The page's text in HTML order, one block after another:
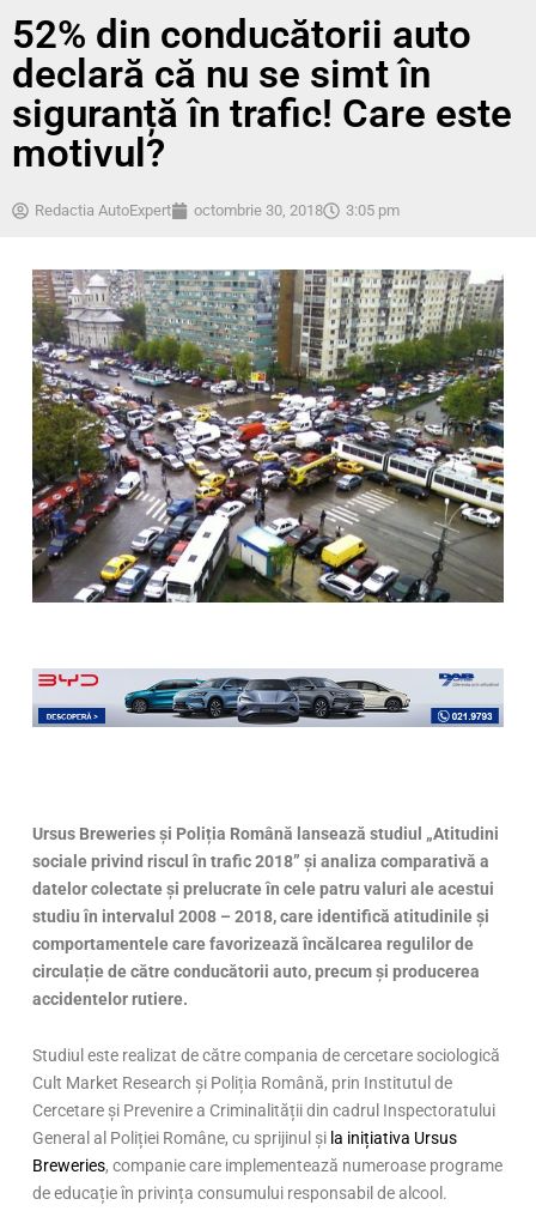
52% din conducătorii auto
declară că nu se simt în
siguranță în trafic! Care este
motivul?
Redactia AutoExpert octombrie 30, 2018 3:05 pm
Ursus Breweries și Poliția Română lansează studiul „Atitudini
sociale privind riscul în trafic 2018” și analiza comparativă a
datelor colectate și prelucrate în cele patru valuri ale acestui
studiu în intervalul 2008 – 2018, care identifică atitudinile și
comportamentele care favorizează încălcarea regulilor de
circulație de către conducătorii auto, precum și producerea
accidentelor rutiere.
Studiul este realizat de către compania de cercetare sociologică
Cult Market Research și Poliția Română, prin Institutul de
Cercetare și Prevenire a Criminalității din cadrul Inspectoratului
General al Poliției Române, cu sprijinul și la inițiativa Ursus
Breweries, companie care implementează numeroase programe
de educație în privința consumului responsabil de alcool.